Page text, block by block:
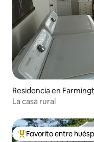
Residencia en
La casa rural
De los mejores en
Favorito entre